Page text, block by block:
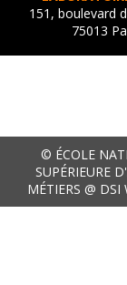
151, boulevard
75013
© ÉCOLE
SUPÉRIEURE
MÉTIERS @